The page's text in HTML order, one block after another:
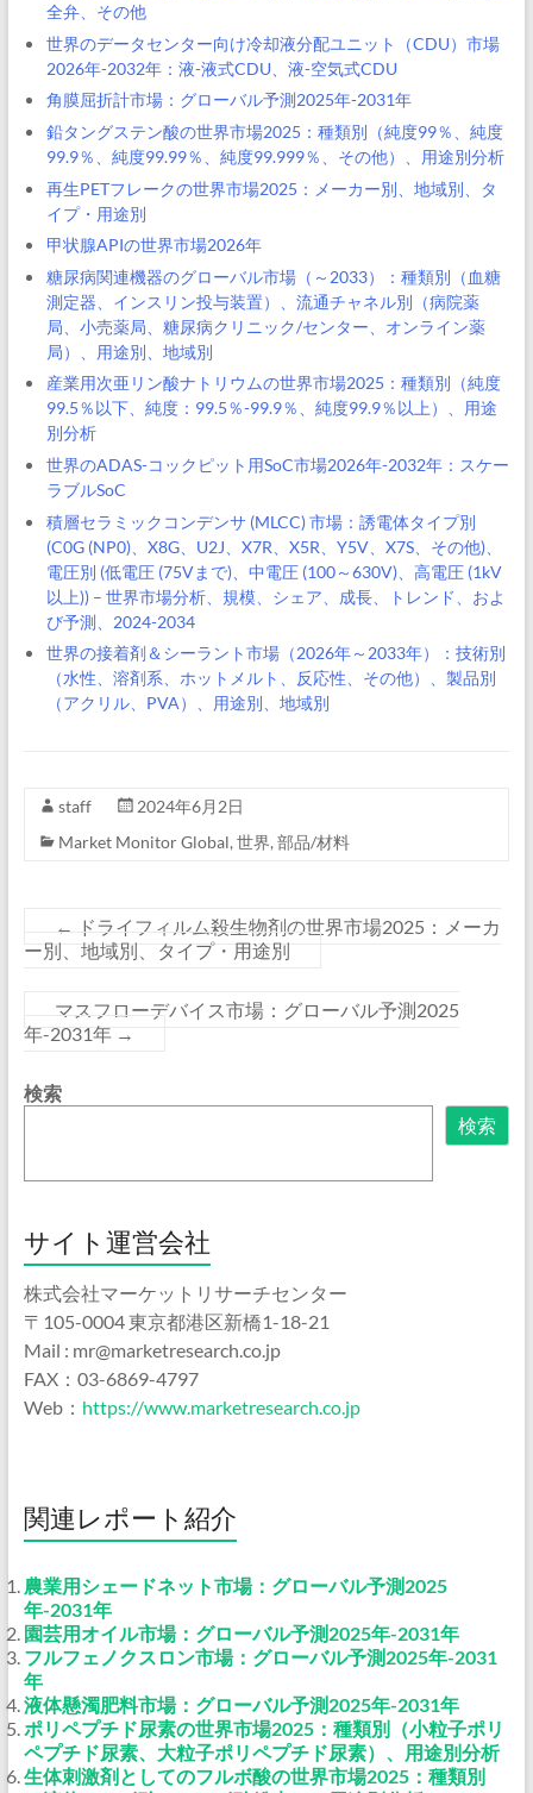
全弁、その他
世界のデータセンター向け冷却液分配ユニット（CDU）市場
2026年-2032年：液-液式CDU、液-空気式CDU
角膜屈折計市場：グローバル予測2025年-2031年
鉛タングステン酸の世界市場2025：種類別（純度99％、純度
99.9％、純度99.99％、純度99.999％、その他）、用途別分析
再生PETフレークの世界市場2025：メーカー別、地域別、タ
イプ・用途別
甲状腺APIの世界市場2026年
糖尿病関連機器のグローバル市場（～2033）：種類別（血糖
測定器、インスリン投与装置）、流通チャネル別（病院薬
局、小売薬局、糖尿病クリニック/センター、オンライン薬
局）、用途別、地域別
産業用次亜リン酸ナトリウムの世界市場2025：種類別（純度
99.5％以下、純度：99.5％-99.9％、純度99.9％以上）、用途
別分析
世界のADAS-コックピット用SoC市場2026年-2032年：スケー
ラブルSoC
積層セラミックコンデンサ (MLCC) 市場：誘電体タイプ別
(C0G (NP0)、X8G、U2J、X7R、X5R、Y5V、X7S、その他)、
電圧別 (低電圧 (75Vまで)、中電圧 (100～630V)、高電圧 (1kV
以上)) – 世界市場分析、規模、シェア、成長、トレンド、およ
び予測、2024-2034
世界の接着剤＆シーラント市場（2026年～2033年）：技術別
（水性、溶剤系、ホットメルト、反応性、その他）、製品別
（アクリル、PVA）、用途別、地域別
staff
2024年6月2日
Market Monitor Global, 世界, 部品/材料
← ドライフィルム殺生物剤の世界市場2025：メーカ
ー別、地域別、タイプ・用途別
マスフローデバイス市場：グローバル予測2025
年-2031年 →
検索
検索
サイト運営会社
株式会社マーケットリサーチセンター
〒105-0004 東京都港区新橋1-18-21
Mail : mr@marketresearch.co.jp
FAX：03-6869-4797
Web： https://www.marketresearch.co.jp
関連レポート紹介
農業用シェードネット市場：グローバル予測2025
年-2031年
園芸用オイル市場：グローバル予測2025年-2031年
フルフェノクスロン市場：グローバル予測2025年-2031
年
液体懸濁肥料市場：グローバル予測2025年-2031年
ポリペプチド尿素の世界市場2025：種類別（小粒子ポリ
ペプチド尿素、大粒子ポリペプチド尿素）、用途別分析
生体刺激剤としてのフルボ酸の世界市場2025：種類別